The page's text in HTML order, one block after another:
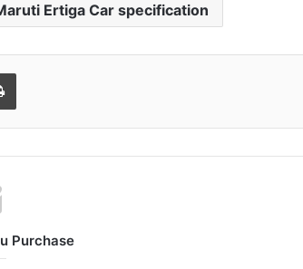
Ertiga Car specification
Print
Purchase